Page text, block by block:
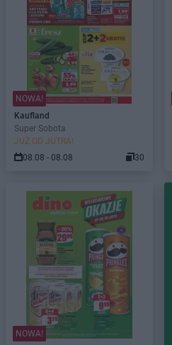
NOWA!
Kaufland
Super Sobota
JUŻ OD JUTRA!
08.08 - 08.08
30
NOWA!